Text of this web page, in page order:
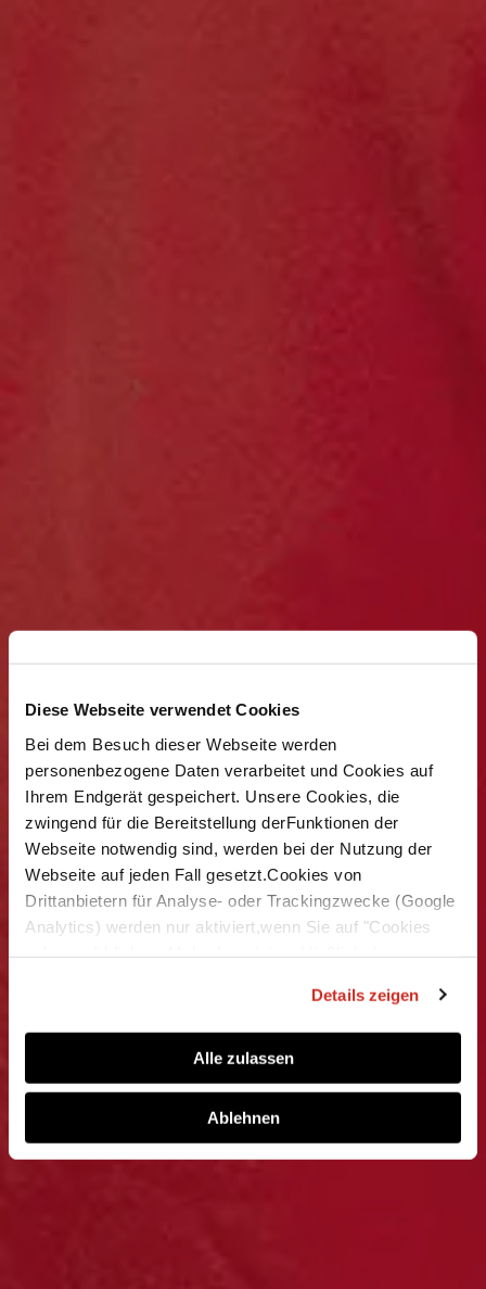
Diese Webseite verwendet Cookies
Bei dem Besuch dieser Webseite werden
personenbezogene Daten verarbeitet und Cookies auf
Ihrem Endgerät gespeichert. Unsere Cookies, die
zwingend für die Bereitstellung derFunktionen der
Webseite notwendig sind, werden bei der Nutzung der
Webseite auf jeden Fall gesetzt.Cookies von
Drittanbietern für Analyse- oder Trackingzwecke (Google
Analytics) werden nur aktiviert,wenn Sie auf "Cookies
unsererDatenschutzerklärung—Impressum.
Details zeigen
Alle zulassen
Ablehnen